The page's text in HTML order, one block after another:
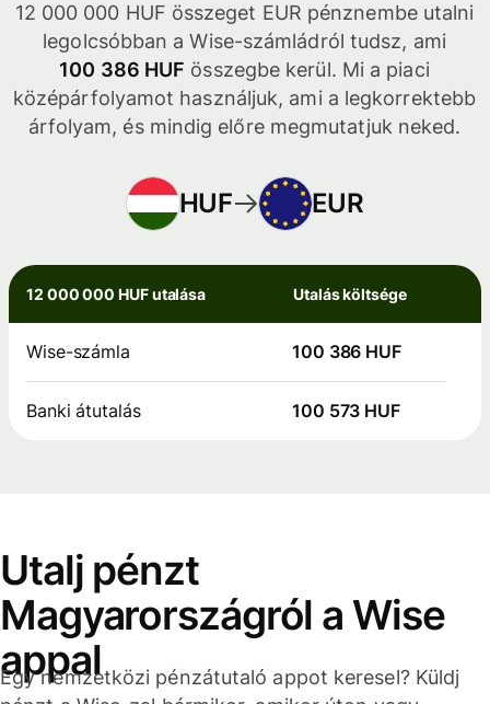
12 000 000 HUF összeget EUR pénznembe utalni
legolcsóbban a Wise-számládról tudsz, ami
100 386 HUF összegbe kerül. Mi a piaci
középárfolyamot használjuk, ami a legkorrektebb
árfolyam, és mindig előre megmutatjuk neked.
HUF EUR
12 000 000 HUF utalása Utalás költsége
Wise-számla 100 386 HUF
Banki átutalás 100 573 HUF
Utalj pénzt
Magyarországról a Wise
appal
Egy nemzetközi pénzátutaló appot keresel? Küldj